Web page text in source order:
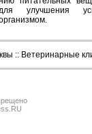
улучшения
:: Ветеринарные